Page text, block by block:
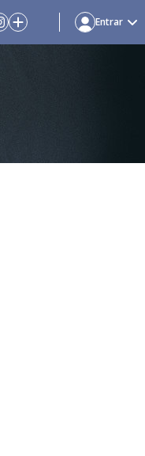
Entrar